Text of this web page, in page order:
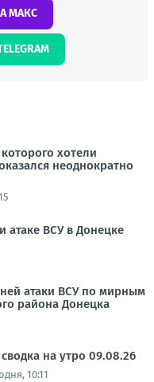
МАКС
хотели
неоднократно
атаке ВСУ в Донецке
атаки ВСУ по мирным
района Донецка
на утро 09.08.26
10:11